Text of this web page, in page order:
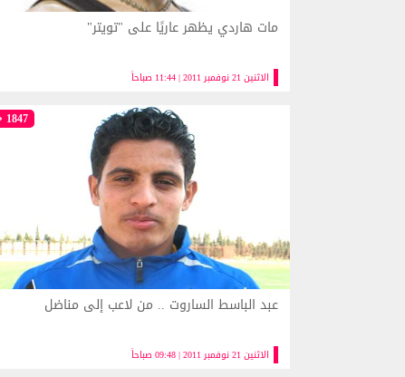
الاثنين 21 نوفمبر 2011 | 11:44 صباحاً
مات هاردي يظهر عاريًا على "تويتر"
1847
الاثنين 21 نوفمبر 2011 | 09:48 صباحاً
عبد الباسط الساروت .. من لاعب إلى مناضل